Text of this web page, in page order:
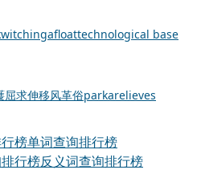
witchingafloattechnological base
屈求伸移风革俗parkarelieves
榜单词查询排行榜
行榜反义词查询排行榜